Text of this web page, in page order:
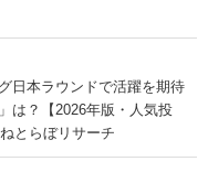
日本ラウンドで活躍を期待
は？【2026年版・人気投
とらぼリサーチ